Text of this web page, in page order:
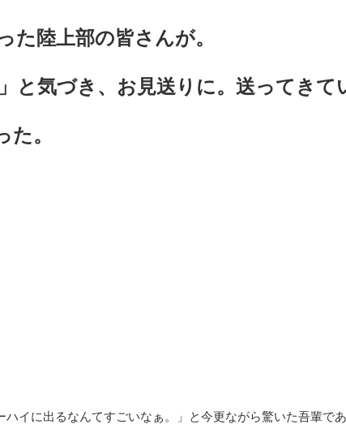
た陸上部の皆さんが。
と気づき、お見送りに。送ってきて
。
イに出るなんてすごいなぁ。」と今更ながら驚いた吾輩であ